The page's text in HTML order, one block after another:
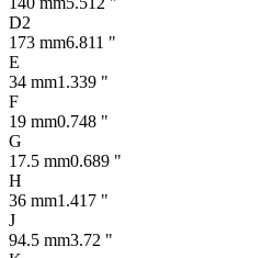
D2
173 mm6.811 "
E
34 mm1.339 "
F
19 mm0.748 "
G
17.5 mm0.689 "
H
36 mm1.417 "
J
94.5 mm3.72 "